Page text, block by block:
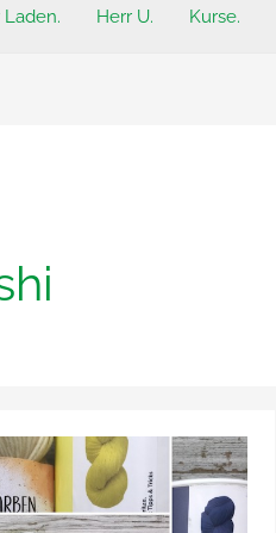
Laden. Herr U. Kurse.